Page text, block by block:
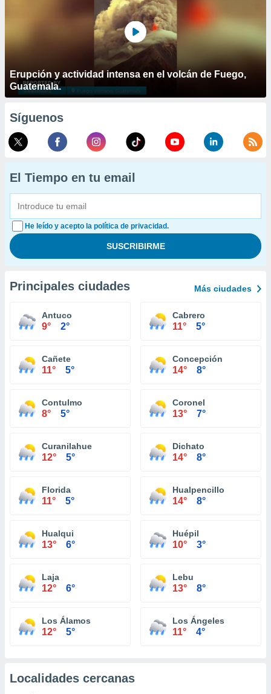
Erupción y actividad intensa en el volcán de Fuego,
Guatemala.
Síguenos
El Tiempo en tu email
He leído y acepto la política de privacidad.
Principales ciudades Más ciudades
Antuco
9° 2°
Cabrero
11° 5°
Cañete
11° 5°
Concepción
14° 8°
Contulmo
8° 5°
Coronel
13° 7°
Curanilahue
12° 5°
Dichato
14° 8°
Florida
11° 5°
Hualpencillo
14° 8°
Hualqui
13° 6°
Huépil
10° 3°
Laja
12° 6°
Lebu
13° 8°
Los Álamos
12° 5°
Los Ángeles
11° 4°
Localidades cercanas